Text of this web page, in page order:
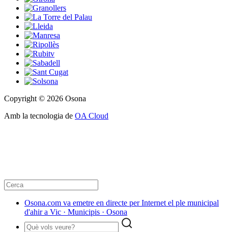
Copyright © 2026 Osona
Amb la tecnologia de OA Cloud
Osona.com va emetre en directe per Internet el ple municipal
d'ahir a Vic · Municipis · Osona